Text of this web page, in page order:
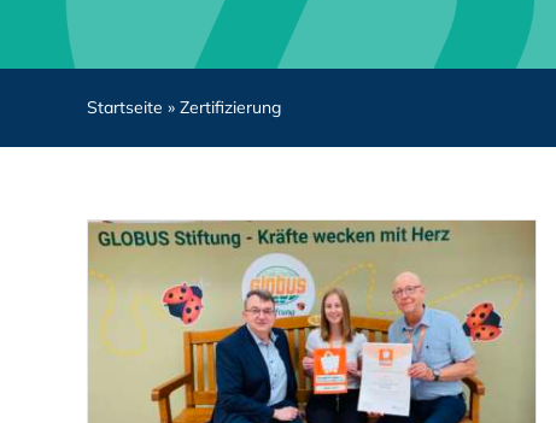
Startseite » Zertifizierung